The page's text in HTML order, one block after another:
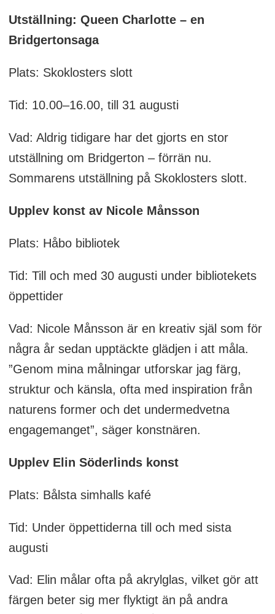
Utställning: Queen Charlotte – en
Bridgertonsaga
Plats: Skoklosters slott
Tid: 10.00–16.00, till 31 augusti
Vad: Aldrig tidigare har det gjorts en stor
utställning om Bridgerton – förrän nu.
Sommarens utställning på Skoklosters slott.
Upplev konst av Nicole Månsson
Plats: Håbo bibliotek
Tid: Till och med 30 augusti under bibliotekets
öppettider
Vad: Nicole Månsson är en kreativ själ som för
några år sedan upptäckte glädjen i att måla.
”Genom mina målningar utforskar jag färg,
struktur och känsla, ofta med inspiration från
naturens former och det undermedvetna
engagemanget”, säger konstnären.
Upplev Elin Söderlinds konst
Plats: Bålsta simhalls kafé
Tid: Under öppettiderna till och med sista
augusti
Vad: Elin målar ofta på akrylglas, vilket gör att
färgen beter sig mer flyktigt än på andra